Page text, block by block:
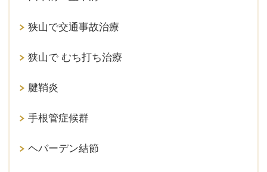
狭山で交通事故治療
狭山で むち打ち治療
腱鞘炎
手根管症候群
ヘバーデン結節